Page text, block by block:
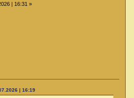
| 16:31 »
| 16:19